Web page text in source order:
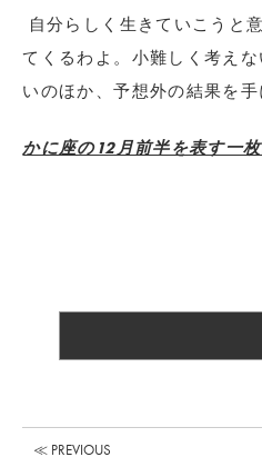
自分らしく生きていこうと
てくるわよ。小難しく考え
いのほか、予想外の結果を手
かに座の12月前半を表す一
≪ PREVIOUS